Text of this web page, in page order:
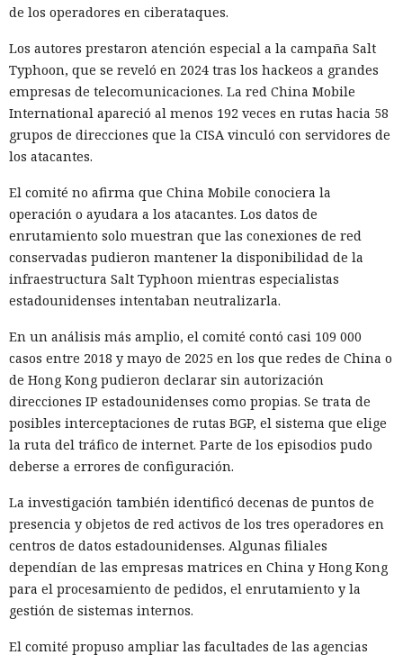
de los operadores en ciberataques.
Los autores prestaron atención especial a la campaña Salt
Typhoon, que se reveló en 2024 tras los hackeos a grandes
empresas de telecomunicaciones. La red China Mobile
International apareció al menos 192 veces en rutas hacia 58
grupos de direcciones que la CISA vinculó con servidores de
los atacantes.
El comité no afirma que China Mobile conociera la
operación o ayudara a los atacantes. Los datos de
enrutamiento solo muestran que las conexiones de red
conservadas pudieron mantener la disponibilidad de la
infraestructura Salt Typhoon mientras especialistas
estadounidenses intentaban neutralizarla.
En un análisis más amplio, el comité contó casi 109 000
casos entre 2018 y mayo de 2025 en los que redes de China o
de Hong Kong pudieron declarar sin autorización
direcciones IP estadounidenses como propias. Se trata de
posibles interceptaciones de rutas BGP, el sistema que elige
la ruta del tráfico de internet. Parte de los episodios pudo
deberse a errores de configuración.
La investigación también identificó decenas de puntos de
presencia y objetos de red activos de los tres operadores en
centros de datos estadounidenses. Algunas filiales
dependían de las empresas matrices en China y Hong Kong
para el procesamiento de pedidos, el enrutamiento y la
gestión de sistemas internos.
El comité propuso ampliar las facultades de las agencias